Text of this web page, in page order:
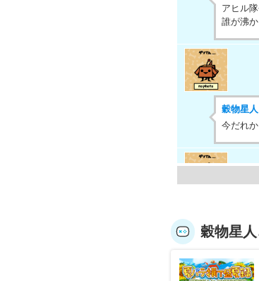
アヒル
誰が沸
穀物星人
今だれ
デイリ
法則が
穀物星